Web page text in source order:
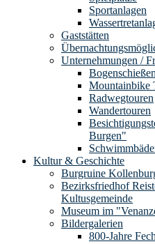
Sportanlagen
Gaststätten
Unternehmungen /
Mountainbike
Radwegtouren
Wandertouren
Burgen"
Kultur & Geschichte
Burgruine
Bezirksfriedhof
Kultusgemeinde
Museum im
Bildergalerien
800-Jahre